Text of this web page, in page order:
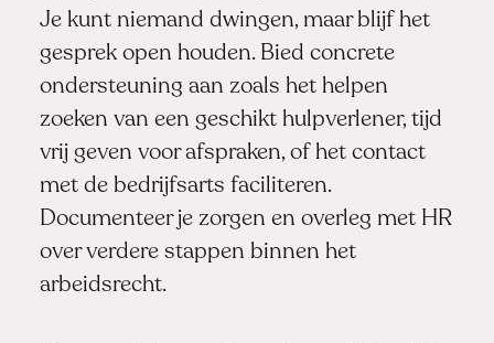
Je kunt niemand dwingen, maar blijf het
gesprek open houden. Bied concrete
ondersteuning aan zoals het helpen
zoeken van een geschikt hulpverlener, tijd
vrij geven voor afspraken, of het contact
met de bedrijfsarts faciliteren.
Documenteer je zorgen en overleg met HR
over verdere stappen binnen het
arbeidsrecht.